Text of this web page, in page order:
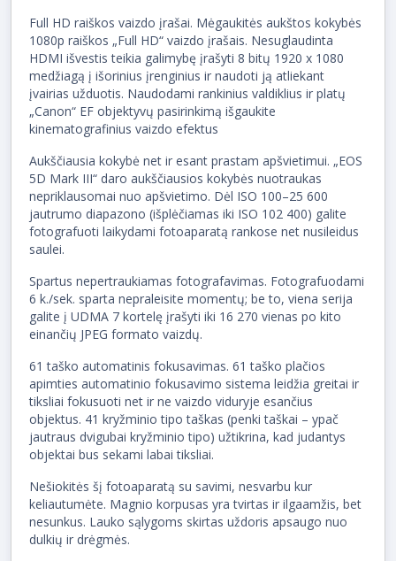
Full HD raiškos vaizdo įrašai. Mėgaukitės aukštos kokybės
1080p raiškos „Full HD“ vaizdo įrašais. Nesuglaudinta
HDMI išvestis teikia galimybę įrašyti 8 bitų 1920 x 1080
medžiagą į išorinius įrenginius ir naudoti ją atliekant
įvairias užduotis. Naudodami rankinius valdiklius ir platų
„Canon“ EF objektyvų pasirinkimą išgaukite
kinematografinius vaizdo efektus
Aukščiausia kokybė net ir esant prastam apšvietimui. „EOS
5D Mark III“ daro aukščiausios kokybės nuotraukas
nepriklausomai nuo apšvietimo. Dėl ISO 100–25 600
jautrumo diapazono (išplėčiamas iki ISO 102 400) galite
fotografuoti laikydami fotoaparatą rankose net nusileidus
saulei.
Spartus nepertraukiamas fotografavimas. Fotografuodami
6 k./sek. sparta nepraleisite momentų; be to, viena serija
galite į UDMA 7 kortelę įrašyti iki 16 270 vienas po kito
einančių JPEG formato vaizdų.
61 taško automatinis fokusavimas. 61 taško plačios
apimties automatinio fokusavimo sistema leidžia greitai ir
tiksliai fokusuoti net ir ne vaizdo viduryje esančius
objektus. 41 kryžminio tipo taškas (penki taškai – ypač
jautraus dvigubai kryžminio tipo) užtikrina, kad judantys
objektai bus sekami labai tiksliai.
Nešiokitės šį fotoaparatą su savimi, nesvarbu kur
keliautumėte. Magnio korpusas yra tvirtas ir ilgaamžis, bet
nesunkus. Lauko sąlygoms skirtas uždoris apsaugo nuo
dulkių ir drėgmės.